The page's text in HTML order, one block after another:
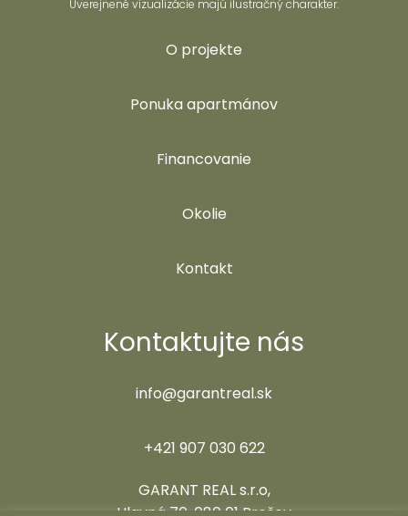
Uverejnené vizualizácie majú ilustračný charakter.
O projekte
Ponuka apartmánov
Financovanie
Okolie
Kontakt
Kontaktujte nás
info@garantreal.sk
+421 907 030 622
GARANT REAL s.r.o,